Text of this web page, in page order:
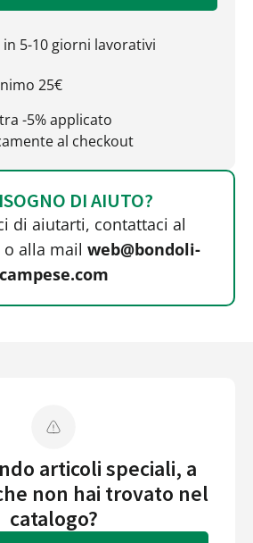
in 5-10 giorni lavorativi
25€
-5% applicato
al checkout
DI AIUTO?
di aiutarti, contattaci al
o alla mail web@bondoli-
campese.com
articoli speciali, a
non hai trovato nel
catalogo?